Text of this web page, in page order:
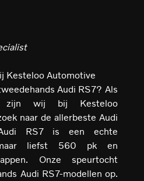
Kesteloo Automotive
Audi RS7? Als
zijn wij bij Kesteloo
naar de allerbeste Audi
RS7 is een echte
liefst 560 pk en
Onze speurtocht
Audi RS7-modellen op.